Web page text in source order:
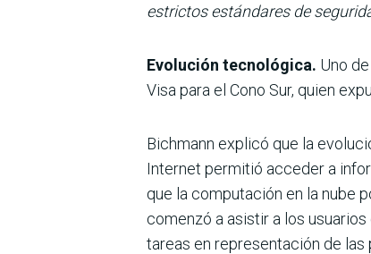
estrictos estándares de
Evolución tecnológica. Uno
Visa para el Cono Sur, quien
Bichmann explicó que la
Internet permitió acceder a
que la computación en la nube
comenzó a asistir a los
tareas en representación de las